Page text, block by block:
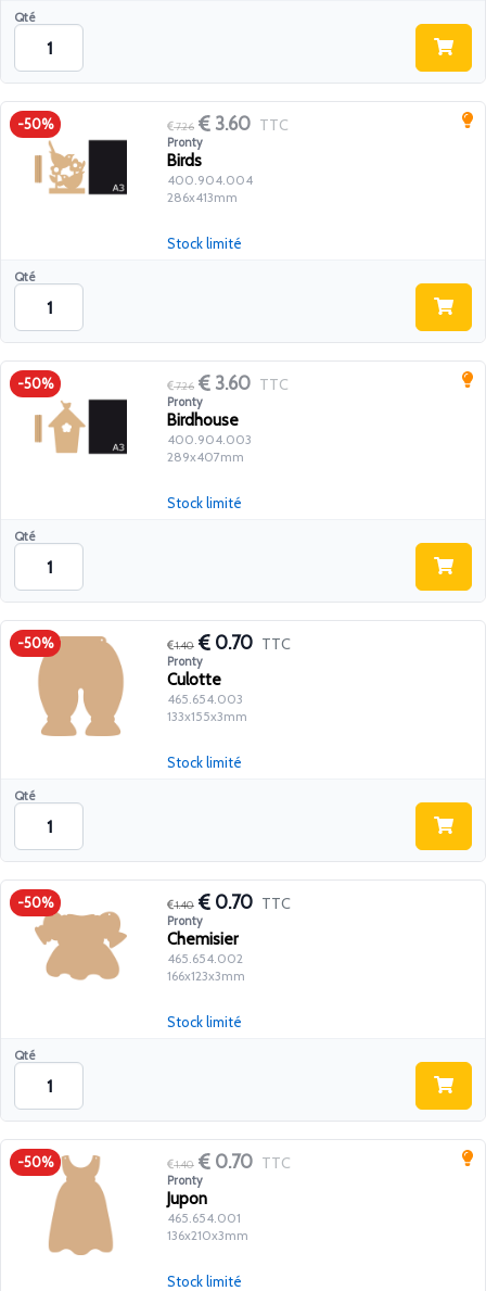
Qté
-50% 7.26 3.60 TTC
Pronty
Birds
400.904.004
286x413mm
Qté
Stock limité
-50% 7.26 3.60 TTC
Pronty
Birdhouse
400.904.003
289x407mm
Qté
Stock limité
-50% 1.40 0.70 TTC
Pronty
Culotte
465.654.003
133x155x3mm
Qté
Stock limité
-50% 1.40 0.70 TTC
Pronty
Chemisier
465.654.002
166x123x3mm
Qté
Stock limité
-50% 1.40 0.70 TTC
Pronty
Jupon
465.654.001
136x210x3mm
Stock limité